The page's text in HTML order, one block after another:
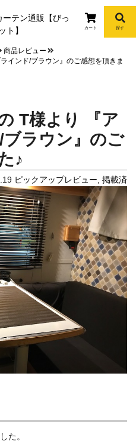
カート 探す
商品レビュー
インド/ブラウン』のご感想を頂きま
T様より 『ア
ラウン』のご
♪
ピックアップレビュー 掲載済
た。